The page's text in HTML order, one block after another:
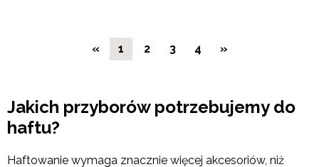
« 1 2 3 4 »
Jakich przyborów potrzebujemy do
haftu?
Haftowanie wymaga znacznie więcej akcesoriów, niż